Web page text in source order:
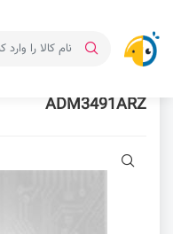
ADM3491ARZ